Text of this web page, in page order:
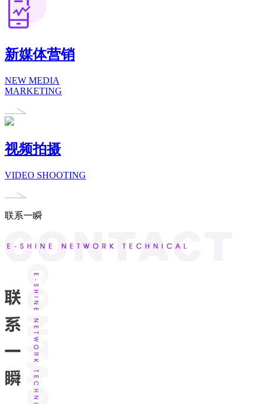
新媒体营销
NEW MEDIA
MARKETING
视频拍摄
VIDEO SHOOTING
联系一瞬